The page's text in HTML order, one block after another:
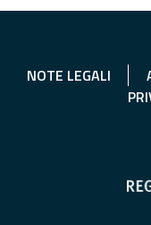
NOTE LEGALI